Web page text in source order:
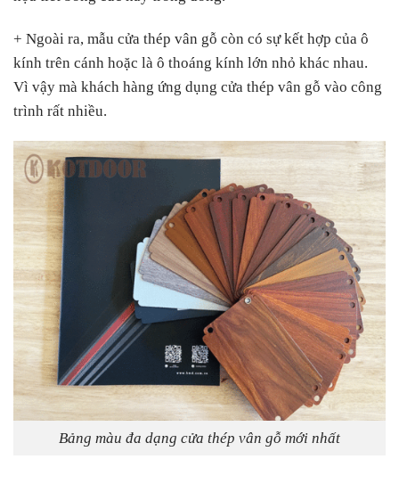
+ Ngoài ra, mẫu cửa thép vân gỗ còn có sự kết hợp của ô
kính trên cánh hoặc là ô thoáng kính lớn nhỏ khác nhau.
Vì vậy mà khách hàng ứng dụng cửa thép vân gỗ vào công
trình rất nhiều.
Bảng màu đa dạng cửa thép vân gỗ mới nhất